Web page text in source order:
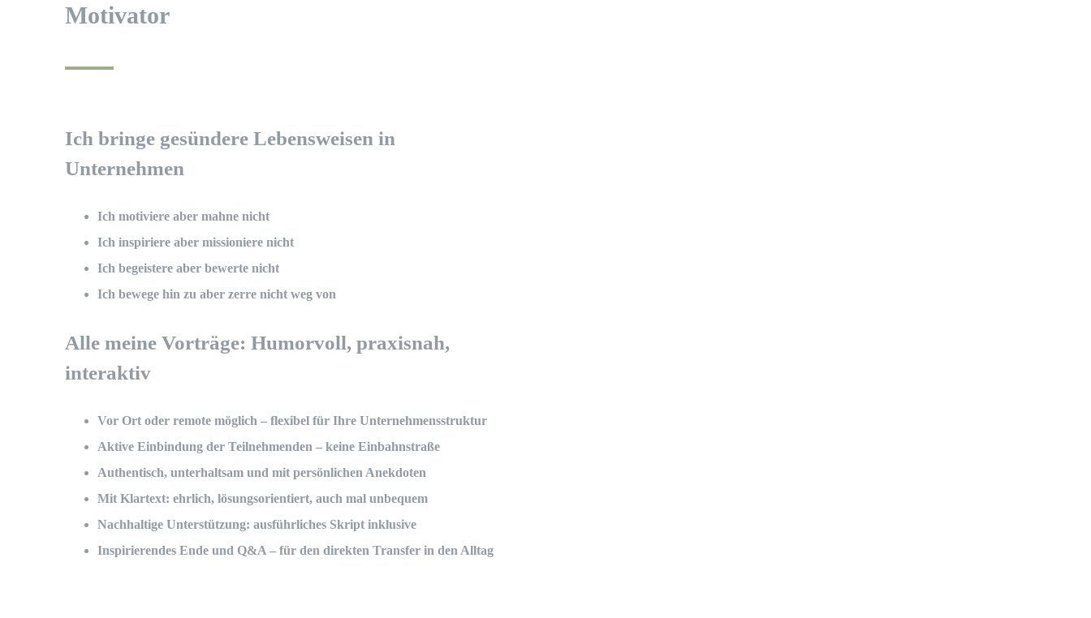
Motivator
Ich bringe gesündere Lebensweisen in
Unternehmen
Ich motiviere aber mahne nicht
Ich inspiriere aber missioniere nicht
Ich begeistere aber bewerte nicht
Ich bewege hin zu aber zerre nicht weg von
Alle meine Vorträge: Humorvoll, praxisnah,
interaktiv
Vor Ort oder remote möglich – flexibel für Ihre Unternehmensstruktur
Aktive Einbindung der Teilnehmenden – keine Einbahnstraße
Authentisch, unterhaltsam und mit persönlichen Anekdoten
Mit Klartext: ehrlich, lösungsorientiert, auch mal unbequem
Nachhaltige Unterstützung: ausführliches Skript inklusive
Inspirierendes Ende und Q&A – für den direkten Transfer in den Alltag